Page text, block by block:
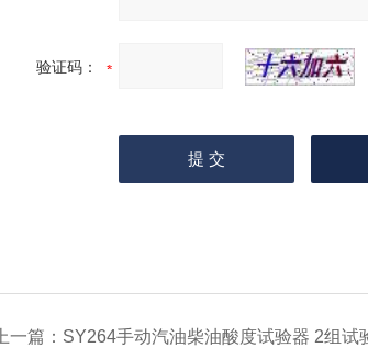
验证码：
上一篇： SY264手动汽油柴油酸度试验器 2组试